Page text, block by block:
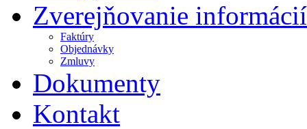
Zverejňovanie informácií
Faktúry
Objednávky
Zmluvy
Dokumenty
Kontakt